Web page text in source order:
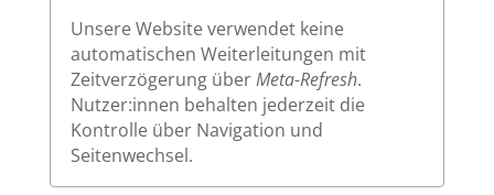
Unsere Website verwendet keine
automatischen Weiterleitungen mit
Zeitverzögerung überMeta-Refresh.
Nutzer:innen behalten jederzeit die
Kontrolle über Navigation und
Seitenwechsel.